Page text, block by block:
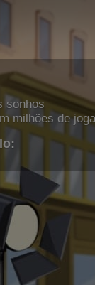
sonhos
milhões de